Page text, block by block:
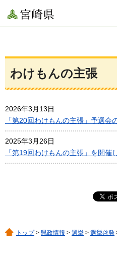
宮崎県
わけもんの主張
2026年3月13日
「第20回わけもんの主張」予選会
2025年3月26日
「第19回わけもんの主張」を開催
トップ> 県政情報 > 選挙 > 選挙啓発